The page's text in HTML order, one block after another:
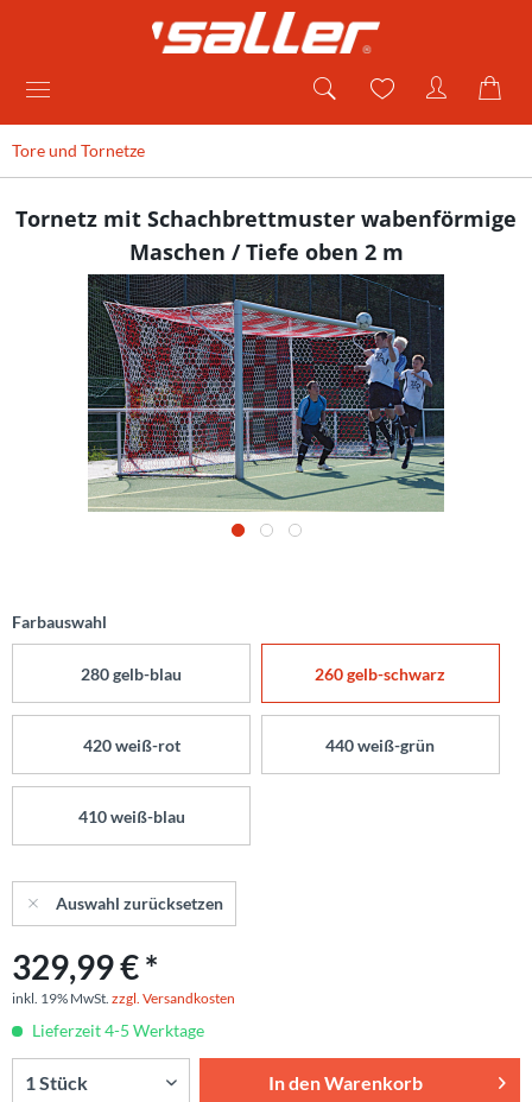
Tore und Tornetze
Tornetz mit Schachbrettmuster wabenförmige
Maschen / Tiefe oben 2 m
Farbauswahl
280 gelb-blau 260 gelb-schwarz
420 weiß-rot 440 weiß-grün
410 weiß-blau
Auswahl zurücksetzen
329,99 € *
inkl. 19% MwSt. zzgl. Versandkosten
Lieferzeit 4-5 Werktage
In denWarenkorb